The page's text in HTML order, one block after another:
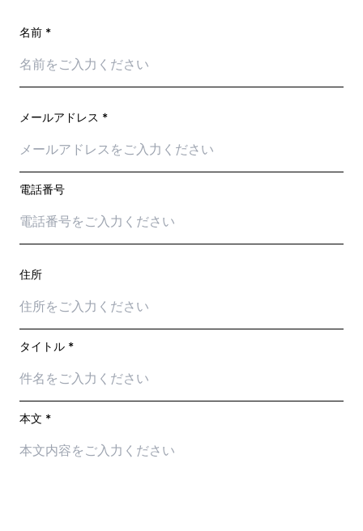
名前 *
メールアドレス *
電話番号
住所
タイトル *
本文 *